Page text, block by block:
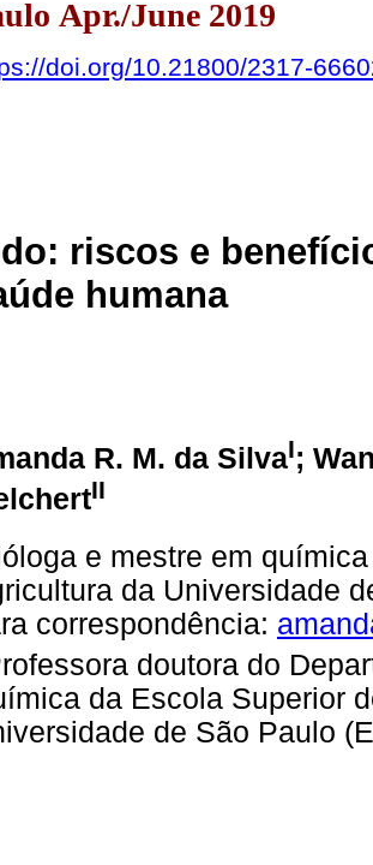
Apr./June 2019
doi.org/10.21800/2317-
riscos e
humana
R. M. da SilvaI;
II
e mestre em
da Universidade
correspondência:
doutora do
da Escola Superior
de São Paulo